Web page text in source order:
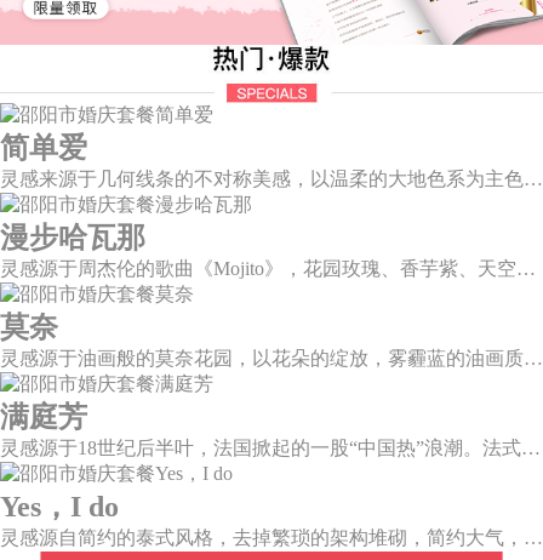
简单爱
灵感来源于几何线条的不对称美感，以温柔的大地色系为主色调，空间上，利用几何线条进行完美切割，配以柔和色系的花艺点缀，构造了一个温馨柔和、清新复古的空间。
漫步哈瓦那
灵感源于周杰伦的歌曲《Mojito》，花园玫瑰、香芋紫、天空蓝等色彩碰撞出的热带风情，在多层次空间下大方异域光彩。因为遇见了爱情，整个世界都变得五彩斑斓。
莫奈
灵感源于油画般的莫奈花园，以花朵的绽放，雾霾蓝的油画质感打造，簇拥着花房的精美花艺点缀。在这幽静美好的方寸之地，浪漫正在生长和蔓延，直至永恒。
满庭芳
灵感源于18世纪后半叶，法国掀起的一股“中国热”浪潮。法式华贵糅合了中国风，中西文化元素的精彩碰撞，打造一座绚烂的复古花园，让浪漫婚礼增添了一份优雅气质。
Yes，I do
灵感源自简约的泰式风格，去掉繁琐的架构堆砌，简约大气，雪山白与玛莎拉红的色彩碰撞，打造一种温馨明亮的感觉。